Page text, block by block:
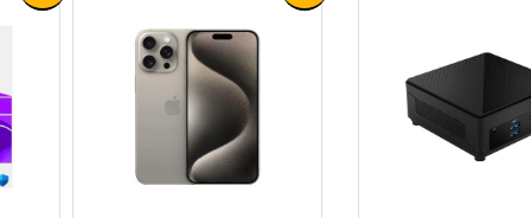
New